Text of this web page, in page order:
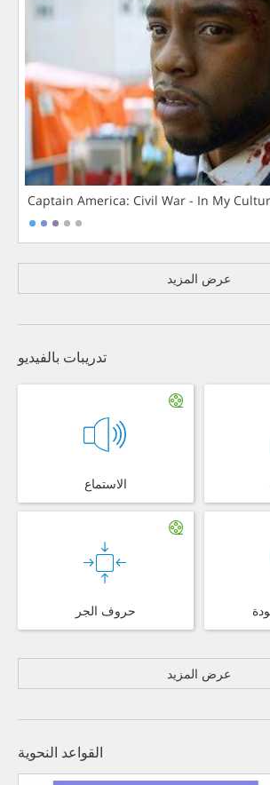
Captain America: Civil War - In My
عرض المزيد
تدريبات بالفيديو
الاستماع
حروف الجر
عرض المزيد
القواعد النحوية